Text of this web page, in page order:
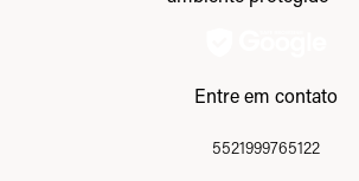
Entre em contato
5521999765122